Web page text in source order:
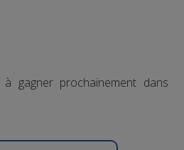
gagner prochainement dans